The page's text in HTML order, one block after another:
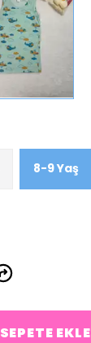
8-9 Yaş
SEPETE EKLE